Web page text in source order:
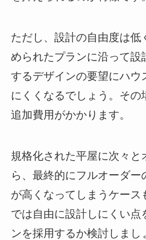
ただし、設計の自由度は低
められたプランに沿って設
するデザインの要望にハウ
にくくなるでしょう。その
追加費用がかかります。
規格化された平屋に次々と
ら、最終的にフルオーダー
が高くなってしまうケース
では自由に設計しにくい点
ンを採用するか検討しまし